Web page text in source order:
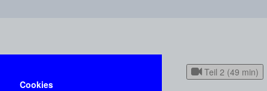
Cookies
Teil 2 (49 min)